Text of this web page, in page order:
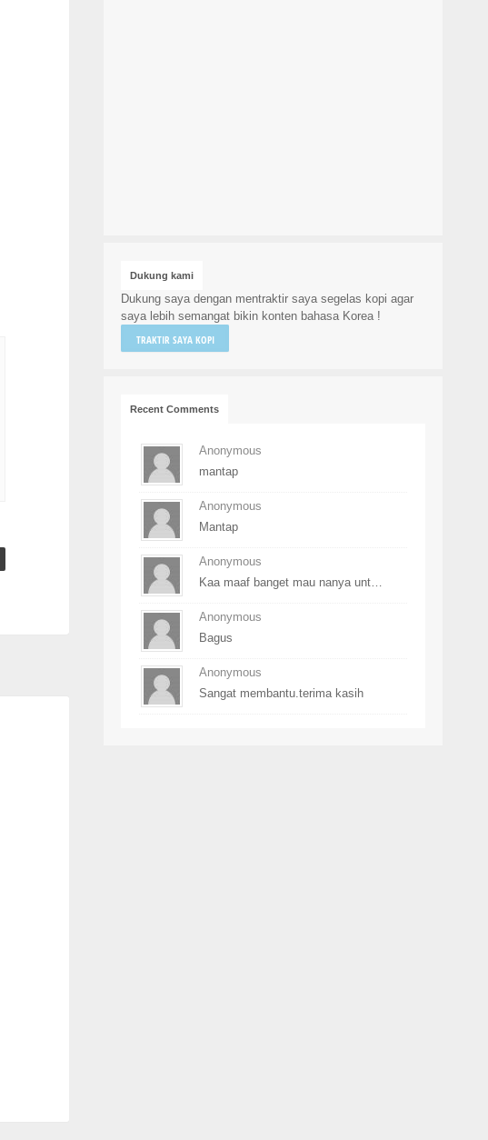
Dukung kami
Dukung saya dengan mentraktir saya segelas kopi agar
saya lebih semangat bikin konten bahasa Korea !
TRAKTIR SAYA KOPI
Recent Comments
Anonymous
mantap
Anonymous
Mantap
Anonymous
Kaa maaf banget mau nanya unt…
Anonymous
Bagus
Anonymous
Sangat membantu.terima kasih